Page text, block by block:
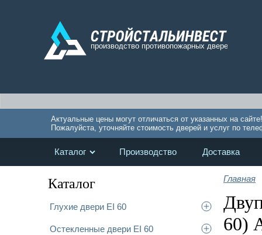
Актуальные цены могут отличаться от указанных на сайте!
Пожалуйста, уточняйте стоимость дверей и услуг по
Каталог Производство Доставка
Каталог
Глухие двери EI 60
Остекленные двери EI 60
Главная
60)